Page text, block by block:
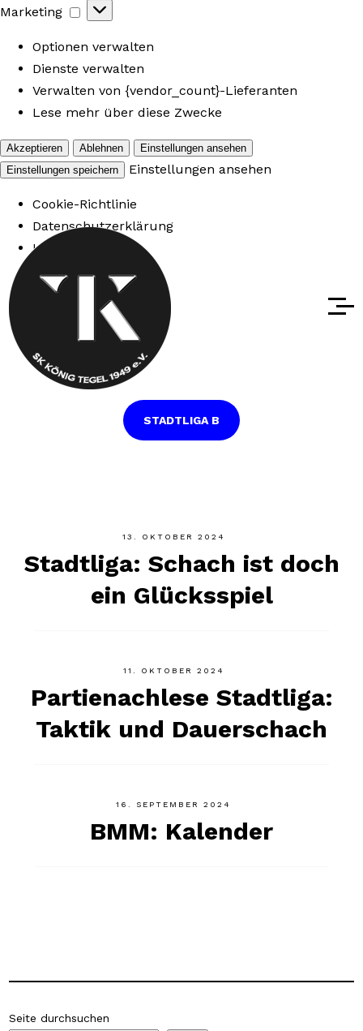
Marketing
Marketing
Optionen verwalten
Dienste verwalten
Verwalten von {vendor_count}-Lieferanten
Lese mehr über diese Zwecke
Akzeptieren Ablehnen
Einstellungen ansehen
Einstellungen speichern
Einstellungen ansehen
Cookie-Richtlinie
Datenschutzerklärung
Impressum
STADTLIGA B
13. OKTOBER 2024
Stadtliga: Schach ist doch
ein Glücksspiel
11. OKTOBER 2024
Partienachlese Stadtliga:
Taktik und Dauerschach
16. SEPTEMBER 2024
BMM: Kalender
Seite durchsuchen